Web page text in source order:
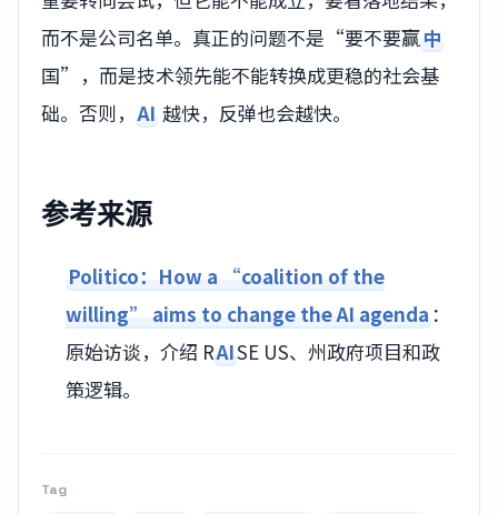
而不是公司名单。真正的问题不是“要不要赢中
国”，而是技术领先能不能转换成更稳的社会基
础。否则， AI 越快，反弹也会越快。
参考来源
Politico：How a “coalition of the
willing” aims to change the AI agenda ：
原始访谈，介绍 RAISE US、州政府项目和政
策逻辑。
Tag